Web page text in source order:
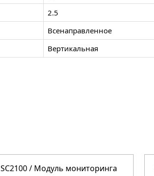
2.5
Всенаправленное
Вертикальная
SC2100 / Модуль мониторинга